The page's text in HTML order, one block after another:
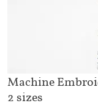
Machine
2 sizes